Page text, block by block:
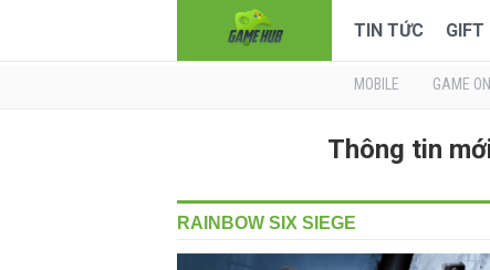
TIN TỨC GIFT
MOBILE GAME
Thông tin
RAINBOW SIX SIEGE